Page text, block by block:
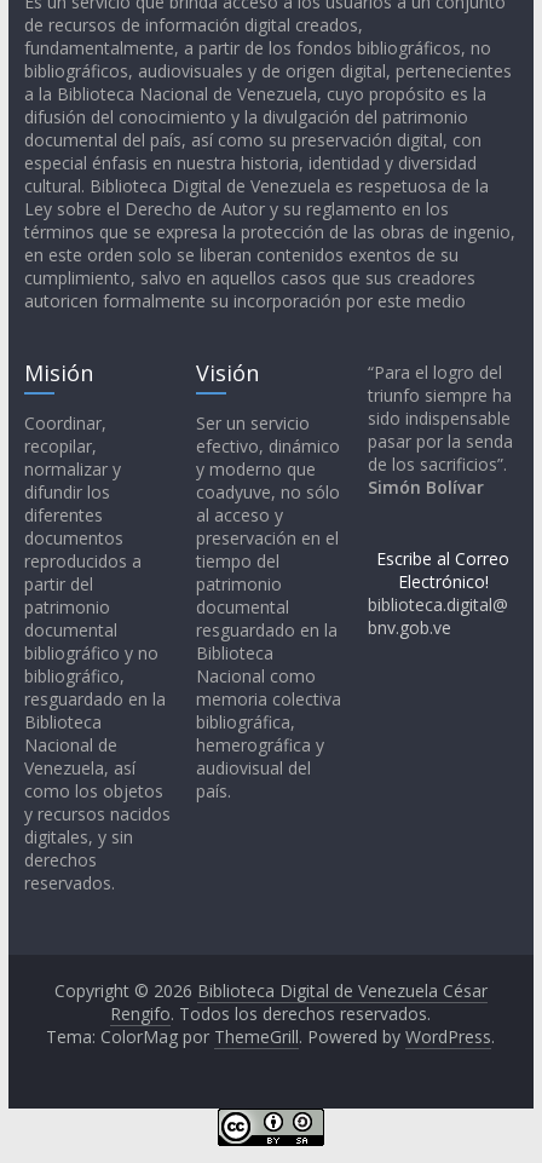
de recursos de información digital creados,
fundamentalmente, a partir de los fondos bibliográficos, no
bibliográficos, audiovisuales y de origen digital, pertenecientes
a la Biblioteca Nacional de Venezuela, cuyo propósito es la
difusión del conocimiento y la divulgación del patrimonio
documental del país, así como su preservación digital, con
especial énfasis en nuestra historia, identidad y diversidad
cultural. Biblioteca Digital de Venezuela es respetuosa de la
Ley sobre el Derecho de Autor y su reglamento en los
términos que se expresa la protección de las obras de ingenio,
en este orden solo se liberan contenidos exentos de su
cumplimiento, salvo en aquellos casos que sus creadores
autoricen formalmente su incorporación por este medio
Misión
Coordinar,
recopilar,
normalizar y
difundir los
diferentes
documentos
reproducidos a
partir del
patrimonio
documental
bibliográfico y no
bibliográfico,
resguardado en la
Biblioteca
Nacional de
Venezuela, así
como los objetos
y recursos nacidos
digitales, y sin
derechos
reservados.
Visión
Ser un servicio
efectivo, dinámico
y moderno que
coadyuve, no sólo
al acceso y
preservación en el
tiempo del
patrimonio
documental
resguardado en la
Biblioteca
Nacional como
memoria colectiva
bibliográfica,
hemerográfica y
audiovisual del
país.
“Para el logro del
triunfo siempre ha
sido indispensable
pasar por la senda
de los sacrificios”.
Simón Bolívar
Escribe al Correo
Electrónico!
biblioteca.digital@
bnv.gob.ve
Copyright © 2026 Biblioteca Digital de Venezuela César
Rengifo. Todos los derechos reservados.
Tema: ColorMag por ThemeGrill. Powered byWordPress.